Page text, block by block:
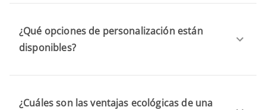
¿Qué opciones de personalización están
disponibles?
¿Cuáles son las ventajas ecológicas de una